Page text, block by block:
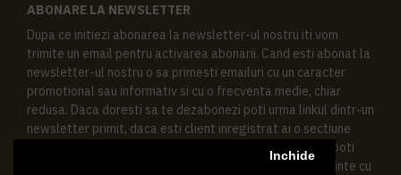
Inchide
ABONARE LA NEWSLETTER
Dupa ce initiezi abonarea la newsletter-ul nostru iti vom
trimite un email pentru activarea abonarii. Cand esti abonat la
newsletter-ul nostru o sa primesti emailuri cu un caracter
promotional sau informativ si cu o frecventa medie, chiar
redusa. Daca doresti sa te dezabonezi poti urma linkul dintr-un
newsletter primit, daca esti client inregistrat ai o sectiune
speciala in contul tau in acest scop, si de asemenea ne poti
contacta oricand pe email pentru orice intrebari sau cerinte cu